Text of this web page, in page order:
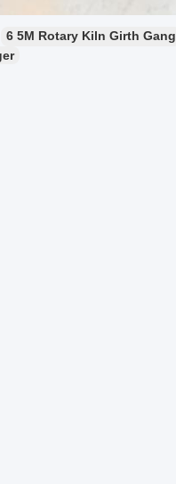
6 5M Rotary Kiln Girth Gang